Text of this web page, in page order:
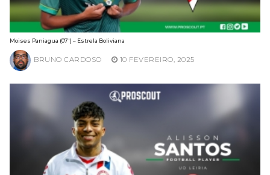
Moises Paniagua (07′) – Estrela Boliviana
BRUNO CARDOSO 10 FEVEREIRO, 2025